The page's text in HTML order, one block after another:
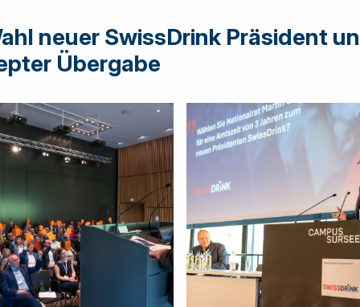
neuer SwissDrink Präsident
Übergabe